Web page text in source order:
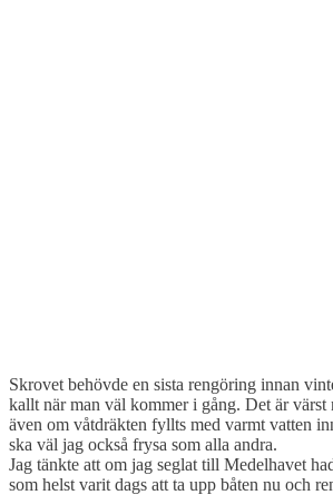
Skrovet behövde en sista rengöring innan
kallt när man väl kommer i gång. Det är
även om våtdräkten fyllts med varmt vatten
ska väl jag också frysa som alla andra.
Jag tänkte att om jag seglat till Medelhavet
som helst varit dags att ta upp båten nu och